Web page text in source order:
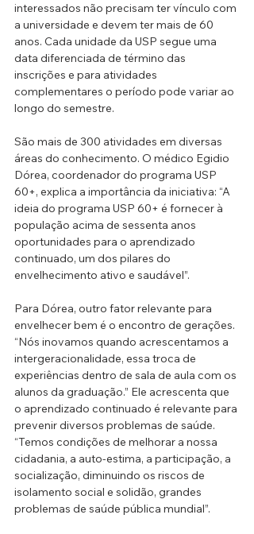
interessados não precisam ter vínculo com
a universidade e devem ter mais de 60
anos. Cada unidade da USP segue uma
data diferenciada de término das
inscrições e para atividades
complementares o período pode variar ao
longo do semestre.
São mais de 300 atividades em diversas
áreas do conhecimento. O médico Egidio
Dórea, coordenador do programa USP
60+, explica a importância da iniciativa: “A
ideia do programa USP 60+ é fornecer à
população acima de sessenta anos
oportunidades para o aprendizado
continuado, um dos pilares do
envelhecimento ativo e saudável”.
Para Dórea, outro fator relevante para
envelhecer bem é o encontro de gerações.
“Nós inovamos quando acrescentamos a
intergeracionalidade, essa troca de
experiências dentro de sala de aula com os
alunos da graduação.” Ele acrescenta que
o aprendizado continuado é relevante para
prevenir diversos problemas de saúde.
“Temos condições de melhorar a nossa
cidadania, a auto-estima, a participação, a
socialização, diminuindo os riscos de
isolamento social e solidão, grandes
problemas de saúde pública mundial”.